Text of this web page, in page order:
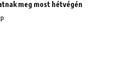
meg most hétvégén